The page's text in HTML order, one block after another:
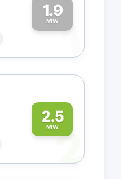
1.9
MW1
2.5
MW2